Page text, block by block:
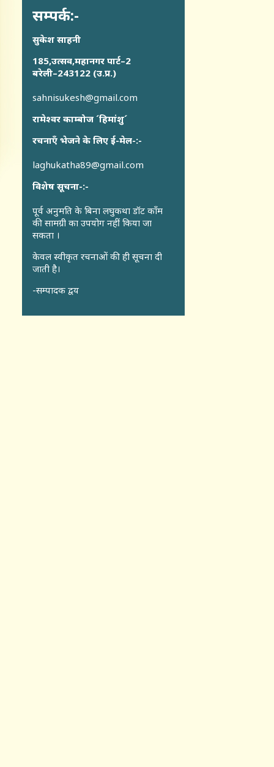
सम्पर्क:-
सुकेश साहनी
185,उत्सव,महानगर पार्ट–2
बरेली–243122 (उ.प्र.)
sahnisukesh@gmail.com
रामेश्वर काम्बोज ´हिमांशु´
रचनाएँ भेजने के लिए ई-मेल-:-
laghukatha89@gmail.com
विशेष सूचना-:-
पूर्व अनुमति के बिना लघुकथा डॉट कॉंम
की सामग्री का उपयोग नहीं किया जा
सकता ।
केवल स्वीकृत रचनाओं की ही सूचना दी
जाती है।
-सम्पादक द्वय